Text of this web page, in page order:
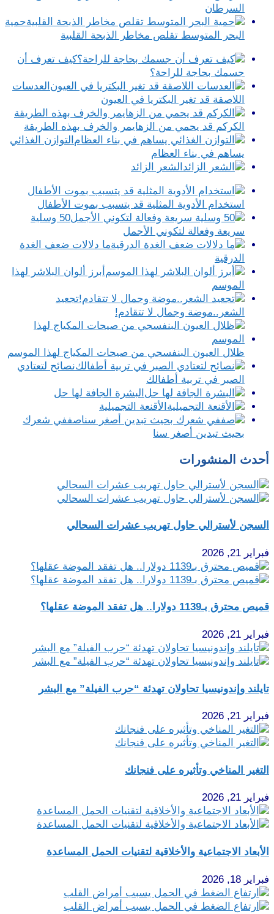
السرطان
حمية
البحر المتوسط تقلص مخاطر الذبحة القلبية
كيف تعرف أن
جسمك بحاجة للراحة؟
العدسات
اللاصقة قد تغير البكتريا في العيون
الكركم قد يحمي من الزهايمر والخرف بهذه الطريقة
التوازن الغذائي
يساهم في بناء العظام
الشعر الزائد
استخدام الأدوية المثلية قد يتسبب بموت الأطفال
50 وسلية
سريعة وفعالة لتكوني الأجمل
ما دلالات ضعف الغدة
الدرقية
أبرز ألوان البلاشر لهذا
الموسم
تجعيد
الشعر..موضة وجمال لا تتقادم!
ظلال العيون البنفسجي من صيحات المكياج لهذا الموسم
نصائح لتعتادي
الصبر في تربية أطفالك
البشرة الجافة لها حل
الأقنعة التجميلية
صففي شعرك
بحيث تبدين أصغر سنا
أحدث المنشورات
السجن لأسترالي حاول تهريب عشرات السحالي
فبراير 21, 2026
قميص محترق بـ1139 دولارا.. هل تفقد الموضة عقلها؟
فبراير 21, 2026
تايلند وإندونيسيا تحاولان تهدئة “حرب الفيلة” مع البشر
فبراير 21, 2026
التغير المناخي وتأثيره على فنجانك
فبراير 21, 2026
الأبعاد الاجتماعية والأخلاقية لتقنيات الحمل المساعدة
فبراير 18, 2026